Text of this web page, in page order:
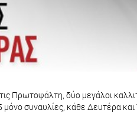
Πρωτοψάλτη, δύο μεγάλοι
μόνο συναυλίες, κάθε Δευτέρα και